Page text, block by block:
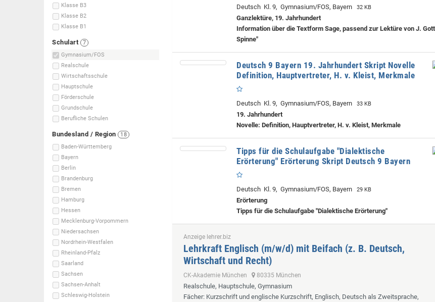
Klasse B3
Klasse B2
Klasse B1
Schulart
7
Gymnasium/FOS
Realschule
Wirtschaftsschule
Hauptschule
Förderschule
Grundschule
Berufliche Schulen
Bundesland / Region
18
Baden-Württemberg
Bayern
Berlin
Brandenburg
Bremen
Hamburg
Hessen
Mecklenburg-Vorpommern
Niedersachsen
Nordrhein-Westfalen
Rheinland-Pfalz
Saarland
Sachsen
Sachsen-Anhalt
Schleswig-Holstein
Deutsch Kl. 9, Gymnasium/FOS, Bayern 32 KB
Ganzlektüre, 19. Jahrhundert
Information über die Textform Sage, passend zur Lektüre von J.
Spinne"
Deutsch 9 Bayern 19. Jahrhundert Skript Novelle
Definition, Hauptvertreter, H. v. Kleist, Merkmale
Deutsch Kl. 9, Gymnasium/FOS, Bayern 33 KB
19. Jahrhundert
Novelle: Definition, Hauptvertreter, H. v. Kleist, Merkmale
Tipps für die Schulaufgabe "Dialektische
Erörterung" Erörterung Skript Deutsch 9 Bayern
Deutsch Kl. 9, Gymnasium/FOS, Bayern 29 KB
Erörterung
Tipps für die Schulaufgabe "Dialektische Erörterung"
Anzeige lehrer.biz
Lehrkraft Englisch (m/w/d) mit Beifach (z. B. Deutsch,
Wirtschaft und Recht)
CK-Akademie München 80335 München
Realschule, Hauptschule, Gymnasium
Fächer: Kurzschrift und englische Kurzschrift, Englisch, Deutsch als Zweitsprache,